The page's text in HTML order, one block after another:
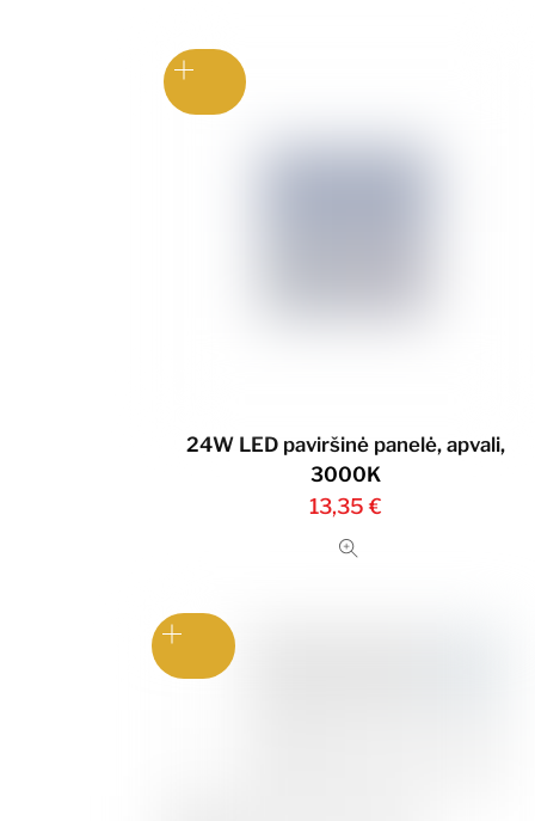
24W LED paviršinė panelė, apvali,
3000K
13,35€